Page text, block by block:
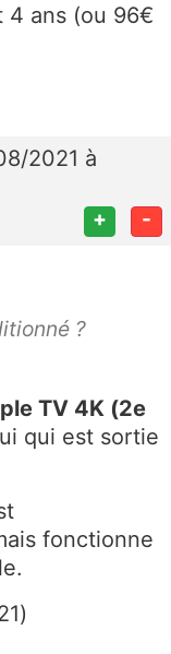
4 ans (ou 96€
2021 à
+ -
?
TV 4K (2e
qui est sortie
fonctionne